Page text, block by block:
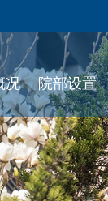
况 院部设置